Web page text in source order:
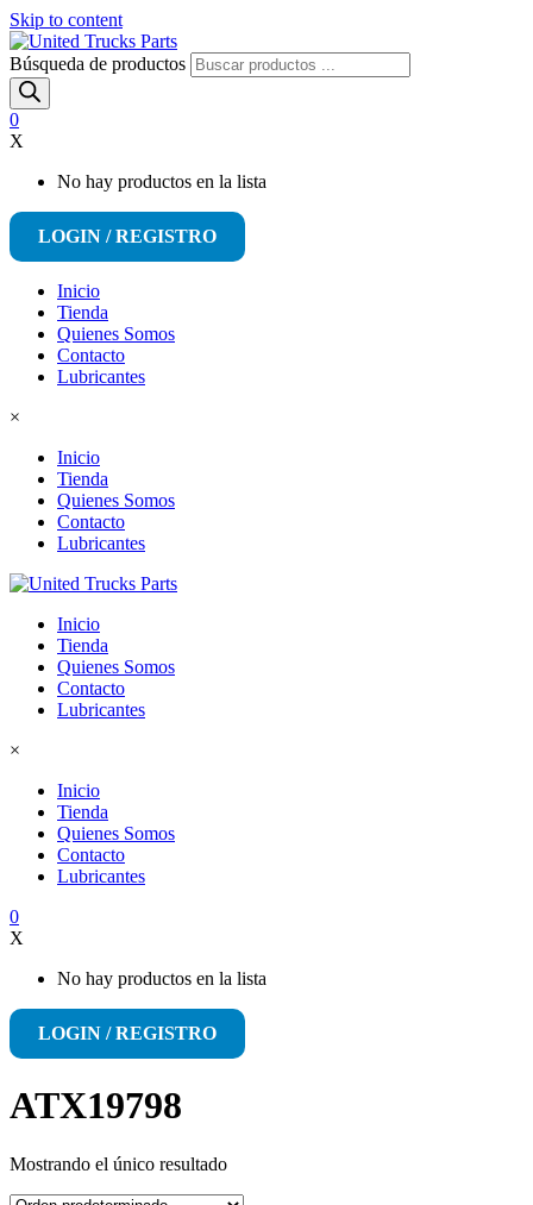
Skip to content
Búsqueda de productos
0
X
No hay productos en la lista
LOGIN / REGISTRO
Inicio
Tienda
Quienes Somos
Contacto
Lubricantes
×
Inicio
Tienda
Quienes Somos
Contacto
Lubricantes
Inicio
Tienda
Quienes Somos
Contacto
Lubricantes
×
Inicio
Tienda
Quienes Somos
Contacto
Lubricantes
0
X
No hay productos en la lista
LOGIN / REGISTRO
ATX19798
Mostrando el único resultado